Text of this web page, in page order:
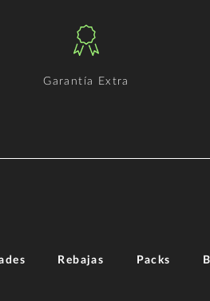
Garantía Extra
Rebajas Packs